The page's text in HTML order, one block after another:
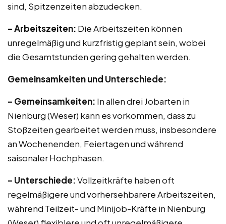
sind, Spitzenzeiten abzudecken.
– Arbeitszeiten: Die Arbeitszeiten können
unregelmäßig und kurzfristig geplant sein, wobei
die Gesamtstunden gering gehalten werden.
Gemeinsamkeiten und Unterschiede:
– Gemeinsamkeiten: In allen drei Jobarten in
Nienburg (Weser) kann es vorkommen, dass zu
Stoßzeiten gearbeitet werden muss, insbesondere
an Wochenenden, Feiertagen und während
saisonaler Hochphasen.
– Unterschiede:Vollzeitkräfte haben oft
regelmäßigere und vorhersehbarere Arbeitszeiten,
während Teilzeit- und Minijob-Kräfte in Nienburg